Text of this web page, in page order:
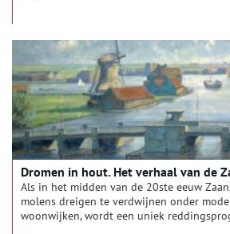
Dromen in hout. Het verhaal van de
Als in het midden van de 20ste eeuw
molens dreigen te verdwijnen onder
woonwijken, wordt een uniek